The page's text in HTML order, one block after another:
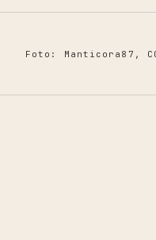
Foto: Manticora87,